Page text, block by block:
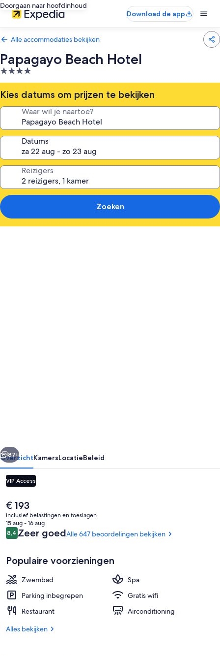
Doorgaan naar hoofdinhoud
Download de app
Alle accommodaties bekijken
Papagayo Beach Hotel
4.0-
sterrenaccommodatie
Kies datums om prijzen te bekijken
Waar wil je naartoe?
Datums
Reizigers
Zoeken
Terrein van de accommodatie
Volgende
87+
OverzichtKamersLocatieBeleid
VIP Access
De
huidige
prijs
is
€ 193
€ 193
inclusief belastingen en toeslagen
15 aug - 16 aug
Beoordelingen
8,48,4 op 10 –
Zeer goedAlle 647 beoordelingen bekijken
Populaire voorzieningen
Zwembad
Spa
Parking inbegrepen
Gratis wifi
Restaurant
Airconditioning
Alles bekijken